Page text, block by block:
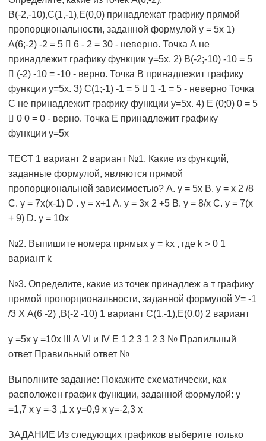
В(-2,-10),С(1,-1),Е(0,0) принадлежат графику прямой
пропорциональности, заданной формулой у = 5х 1)
А(6;-2) -2 = 5  6 - 2 = 30 - неверно. Точка А не
принадлежит графику функции у=5х. 2) В(-2;-10) -10 = 5
 (-2) -10 = -10 - верно. Точка В принадлежит графику
функции у=5х. 3) С(1;-1) -1 = 5  1 -1 = 5 - неверно Точка
С не принадлежит графику функции у=5х. 4) Е (0;0) 0 = 5
 0 0 = 0 - верно. Точка Е принадлежит графику
функции у=5х
ТЕСТ 1 вариант 2 вариант №1. Какие из функций,
заданные формулой, являются прямой
пропорциональной зависимостью? А. y = 5x В. y = x 2 /8
C. y = 7x(x-1) D . y = x+1 A. y = 3x 2 +5 B. y = 8/x C. y = 7(x
+ 9) D. y = 10x
№2. Выпишите номера прямых y = kx , где k > 0 1
вариант k
№3. Определите, какие из точек принадлеж a т графику
прямой пропорциональности, заданной формулой У= -1
/3 Х А(6 -2) ,В(-2 -10) 1 вариант С(1,-1),Е(0,0) 2 вариант
y =5x y =10x III А VI и IV E 1 2 3 1 2 3 № Правильный
ответ Правильный ответ №
Выполните задание: Покажите схематически, как
расположен график функции, заданной формулой: y
=1,7 x у =-3 ,1 х у=0,9 х у=-2,3 х
ЗАДАНИЕ Из следующих графиков выберите только